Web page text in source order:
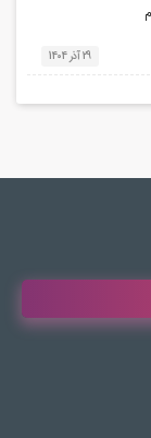
29 آذر 1404